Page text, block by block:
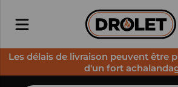
Les délais de livraison peuvent être
d'un fort